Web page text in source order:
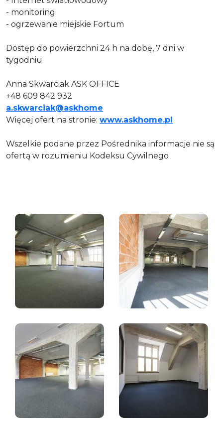
- monitoring
- ogrzewanie miejskie Fortum
Dostęp do powierzchni 24 h na dobę, 7 dni w
tygodniu
Anna Skwarciak ASK OFFICE
+48 609 842 932
a.skwarciak@askhome
Więcej ofert na stronie: www.askhome.pl
Wszelkie podane przez Pośrednika informacje nie są
ofertą w rozumieniu Kodeksu Cywilnego